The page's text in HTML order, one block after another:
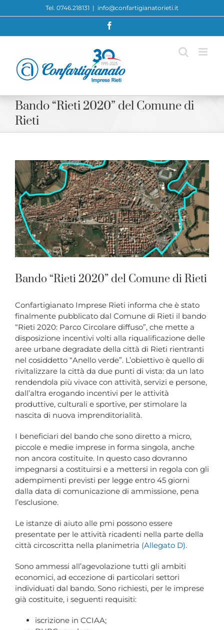
to
Tel. 0746.218131 | info@confartigianatorieti.it
Bando “Rieti 2020” del Comune di
Rieti
View
Larger
Image
Bando “Rieti 2020” del Comune di Rieti
Confartigianato Imprese Rieti informa che è stato
finalmente pubblicato dal Comune di Rieti il bando
“Rieti 2020: Parco Circolare diffuso”, che mette a
disposizione incentivi volti alla riqualificazione delle
aree urbane degradate della città di Rieti rientranti
nel cosiddetto “Anello verde”. L’obiettivo è quello di
rivitalizzare la città da due punti di vista: da un lato
rendendola più vivace con attività, servizi e persone,
dall’altra erogando incentivi per le attività
produttive, culturali e sportive, per stimolare la
nascita di nuova imprenditorialità.
I beneficiari del bando che sono diretto a micro,
piccole e medie imprese in forma singola, anche
non ancora costituite. In questo caso dovranno
impegnarsi a costituirsi e a mettersi in regola con gli
adempimenti previsti per legge entro 45 giorni
dalla data di comunicazione di ammissione, pena
l’esclusione.
Le istanze di aiuto alle pmi possono essere
presentate per le attività ricadenti nella parte della
città circoscritta nella planimetria (Allegato D).
Sono ammessi all’agevolazione tutti gli ambiti
economici, ad eccezione di particolari settori
individuati dal bando. Sono richiesti, per le imprese
già costituite, i seguenti requisiti:
iscrizione in CCIAA;